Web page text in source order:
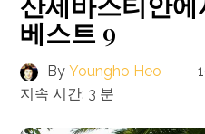
베스트 9
By Youngho Heo
지속 시간: 3 분